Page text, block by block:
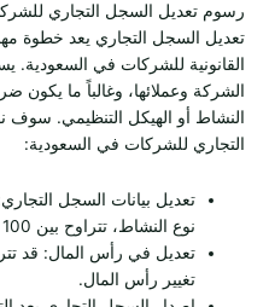
رسوم تعديل السجل التجاري
تعديل السجل التجاري يعد خطوة
القانونية للشركات في السعودية.
الشركة وعملائها، وغالباً ما يكون
النشاط أو الهيكل التنظيمي.
التجاري للشركات في السعودية:
تعديل بيانات السجل
نوع النشاط، تتراوح بين 100 ريال سعودي.
تعديل في رأس المال: قد
تغيير رأس المال.